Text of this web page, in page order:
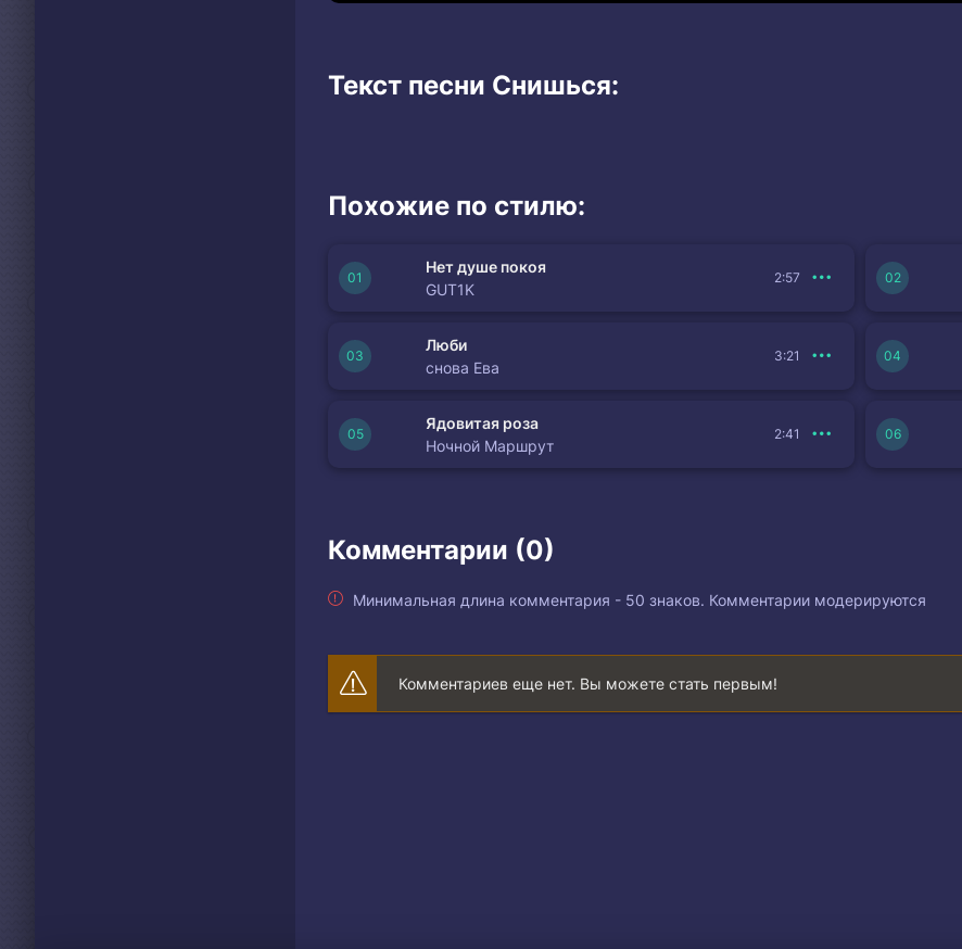
Текст песни Снишься:
Похожие по стилю:
Нет душе покоя
GUT1K
2:57
Люби
снова Ева
3:21
Ядовитая роза
Ночной Маршрут
2:41
Комментарии (0)
Минимальная длина комментария - 50 знаков. Комментарии модерируются
Комментариев еще нет. Вы можете стать первым!